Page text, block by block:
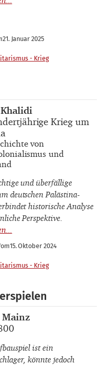
21. Januar 2025
- Krieg
Krieg um
von
und
und überfällige
deutschen Palästina-
historische Analyse
Perspektive.
15. Oktober 2024
- Krieg
ist ein
könnte jedoch